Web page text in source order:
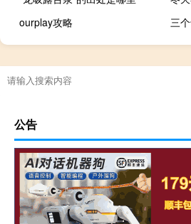
ourplay攻略
公告